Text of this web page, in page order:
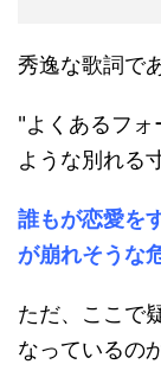
秀逸な歌詞で
"よくあるフ
ような別れる
誰もが恋愛を
が崩れそうな
ただ、ここで
なっているの